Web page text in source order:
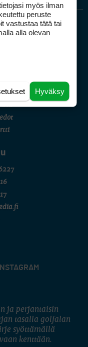
ja perjantaisin
tasalla golfalan
syöttämällä
kenttään.
myös ilman
peruste
vastustaa tätä tai
alla olevan
Hyväksy